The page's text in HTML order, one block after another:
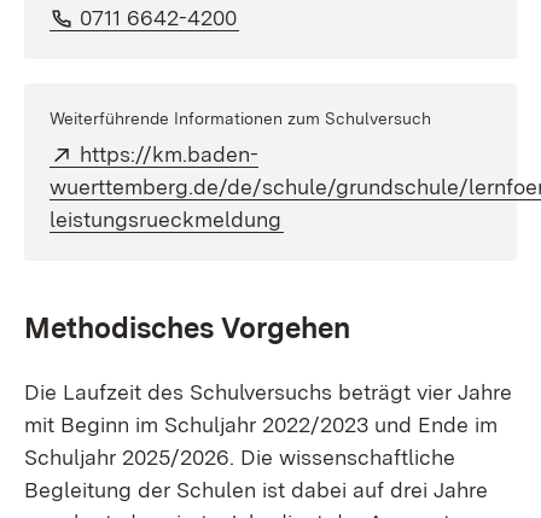
Telefon:
0711 6642-4200
Weiterführende Informationen zum Schulversuch
Extern:
https://km.baden-
wuerttemberg.de/de/schule/grundschule/
leistungsrueckmeldung
Methodisches Vorgehen
Die Laufzeit des Schulversuchs beträgt vier Jahre
mit Beginn im Schuljahr 2022/2023 und Ende im
Schuljahr 2025/2026. Die wissenschaftliche
Begleitung der Schulen ist dabei auf drei Jahre